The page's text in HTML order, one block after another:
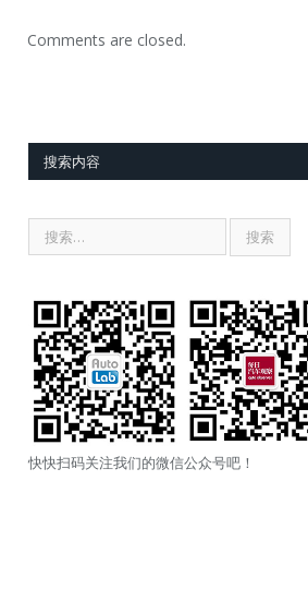
Comments are closed.
搜索内容
快快扫码关注我们的微信公众号吧！